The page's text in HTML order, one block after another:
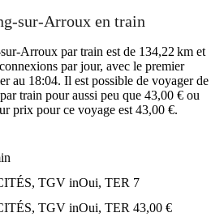
sur-Arroux en train
Arroux par train est de 134,22 km et
par jour, avec le premier
au 18:04. Il est possible de voyager de
train pour aussi peu que 43,00 € ou
prix pour ce voyage est 43,00 €.
TGV inOui, TER 7
TGV inOui, TER 43,00 €